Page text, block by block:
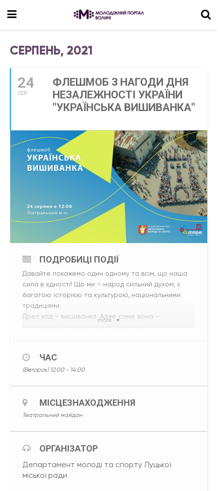
СЕРПЕНЬ, 2021
24
СЕР
ФЛЕШМОБ З НАГОДИ ДНЯ
НЕЗАЛЕЖНОСТІ УКРАЇНИ
"УКРАЇНСЬКА ВИШИВАНКА"
more
ПОДРОБИЦІ ПОДІЇ
Давайте покажемо один одному та всім, що наша
сила в єдності! Що ми – народ сильний духом, з
багатою історією та культурою, національними
традиціями.
Дрес код – вишиванка. Адже саме вона –
ЧАС
(Вівторок) 12:00 - 14:00
МІСЦЕЗНАХОДЖЕННЯ
Театральний майдан
ОРГАНІЗАТОР
Департамент молоді та спорту Луцької
міської ради